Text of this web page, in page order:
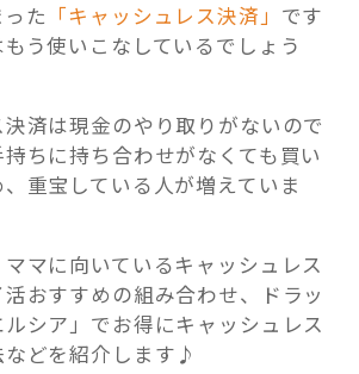
た 「キャッシュレス決済」 です
う使いこなしているでしょう
済は現金のやり取りがないので
ちに持ち合わせがなくても買い
重宝している人が増えていま
マに向いているキャッシュレス
おすすめの組み合わせ、ドラッ
シア」でお得にキャッシュレス
どを紹介します♪